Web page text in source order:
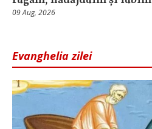
09 Aug, 2026
Evanghelia zilei